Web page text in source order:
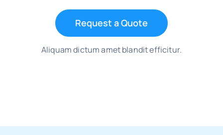
Request a Quote
Aliquam dictum amet blandit efficitur.